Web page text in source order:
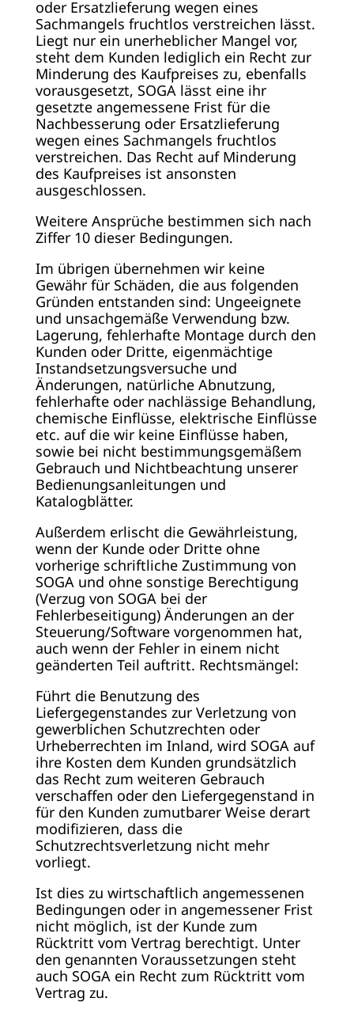
oder Ersatzlieferung wegen eines
Sachmangels fruchtlos verstreichen lässt.
Liegt nur ein unerheblicher Mangel vor,
steht dem Kunden lediglich ein Recht zur
Minderung des Kaufpreises zu, ebenfalls
vorausgesetzt, SOGA lässt eine ihr
gesetzte angemessene Frist für die
Nachbesserung oder Ersatzlieferung
wegen eines Sachmangels fruchtlos
verstreichen. Das Recht auf Minderung
des Kaufpreises ist ansonsten
ausgeschlossen.
Weitere Ansprüche bestimmen sich nach
Ziffer 10 dieser Bedingungen.
Im übrigen übernehmen wir keine
Gewähr für Schäden, die aus folgenden
Gründen entstanden sind: Ungeeignete
und unsachgemäße Verwendung bzw.
Lagerung, fehlerhafte Montage durch den
Kunden oder Dritte, eigenmächtige
Instandsetzungsversuche und
Änderungen, natürliche Abnutzung,
fehlerhafte oder nachlässige Behandlung,
chemische Einflüsse, elektrische Einflüsse
etc. auf die wir keine Einflüsse haben,
sowie bei nicht bestimmungsgemäßem
Gebrauch und Nichtbeachtung unserer
Bedienungsanleitungen und
Katalogblätter.
Außerdem erlischt die Gewährleistung,
wenn der Kunde oder Dritte ohne
vorherige schriftliche Zustimmung von
SOGA und ohne sonstige Berechtigung
(Verzug von SOGA bei der
Fehlerbeseitigung) Änderungen an der
Steuerung/Software vorgenommen hat,
auch wenn der Fehler in einem nicht
geänderten Teil auftritt. Rechtsmängel:
Führt die Benutzung des
Liefergegenstandes zur Verletzung von
gewerblichen Schutzrechten oder
Urheberrechten im Inland, wird SOGA auf
ihre Kosten dem Kunden grundsätzlich
das Recht zum weiteren Gebrauch
verschaffen oder den Liefergegenstand in
für den Kunden zumutbarer Weise derart
modifizieren, dass die
Schutzrechtsverletzung nicht mehr
vorliegt.
Ist dies zu wirtschaftlich angemessenen
Bedingungen oder in angemessener Frist
nicht möglich, ist der Kunde zum
Rücktritt vom Vertrag berechtigt. Unter
den genannten Voraussetzungen steht
auch SOGA ein Recht zum Rücktritt vom
Vertrag zu.